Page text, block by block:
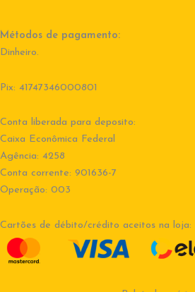
Métodos de pagamento:
Dinheiro.
Pix: 41747346000801
Conta liberada para deposito:
Caixa Econômica Federal
Agência: 4258
Conta corrente: 901636-7
Operação: 003
Cartões de débito/crédito aceitos na loja: